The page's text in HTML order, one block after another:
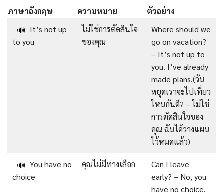
ภาษาอังกฤษ ความหมาย
ตัวอย่าง
🔊 It’s not up
to you
ไม่ใช่การตัดสินใจ
ของคุณ
Where should we
go on vacation?
– It’s not up to
you. I’ve already
made plans.(วัน
หยุดเราจะไปเที่ยว
ไหนกันดี? – ไม่ใช่
การตัดสินใจของ
คุณ ฉันได้วางแผน
ไว้หมดแล้ว)
🔊 You have no
choice
คุณไม่มีทางเลือก
Can I leave
early? – No, you
have no choice.